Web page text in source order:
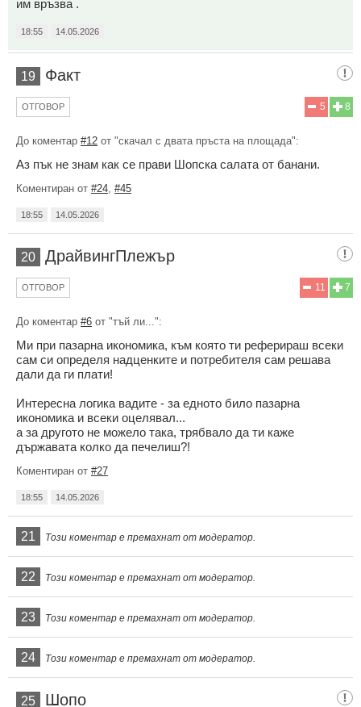
им връзва .
18:55 14.05.2026
19 Факт
8
5
ОТГОВОР
До коментар #12 от "скачал с двата пръста на площада":
Аз пък не знам как се прави Шопска салата от банани.
Коментиран от #24 #45
18:55 14.05.2026
20 ДрайвингПлежър
7
11
ОТГОВОР
До коментар #6 от "тъй ли...":
Ми при пазарна икономика, към която ти реферираш всеки
сам си определя надценките и потребителя сам решава
дали да ги плати!
Интересна логика вадите - за едното било пазарна
икономика и всеки оцелявал...
а за другото не можело така, трябвало да ти каже
държавата колко да печелиш?!
Коментиран от #27
18:55 14.05.2026
21 Този коментар е премахнат от модератор.
22 Този коментар е премахнат от модератор.
23 Този коментар е премахнат от модератор.
24 Този коментар е премахнат от модератор.
25 Шопо